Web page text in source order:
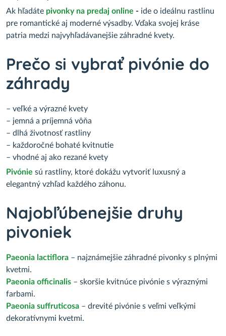
Ak hľadáte pivonky na predaj online - ide o ideálnu rastlinu
pre romantické aj moderné výsadby. Vďaka svojej kráse
patria medzi najvyhľadávanejšie záhradné kvety.
Prečo si vybrať pivónie do
záhrady
– veľké a výrazné kvety
– jemná a príjemná vôňa
– dlhá životnosť rastliny
– každoročné bohaté kvitnutie
– vhodné aj ako rezané kvety
Pivónie sú rastliny, ktoré dokážu vytvoriť luxusný a
elegantný vzhľad každého záhonu.
Najobľúbenejšie druhy
pivoniek
Paeonia lactiflora – najznámejšie záhradné pivonky s plnými
kvetmi.
Paeonia officinalis – skoršie kvitnúce pivónie s výraznými
farbami.
Paeonia suffruticosa – drevité pivónie s veľmi veľkými
dekoratívnymi kvetmi.